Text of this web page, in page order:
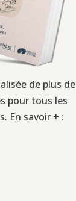
de plus de
pour tous les
En savoir + :